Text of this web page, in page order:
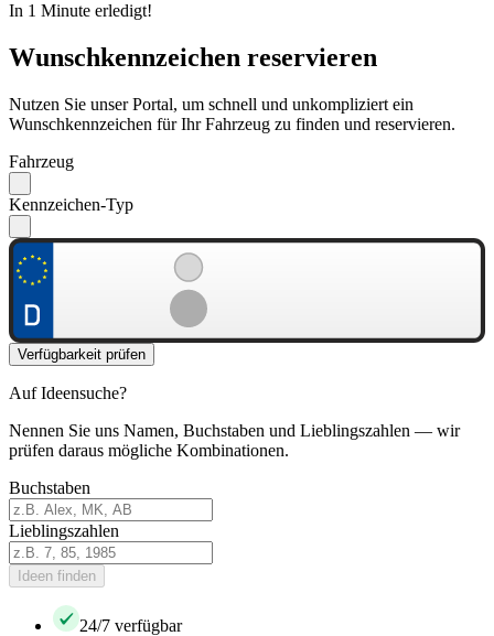
In 1 Minute erledigt!
Wunschkennzeichen reservieren
Nutzen Sie unser Portal, um schnell und unkompliziert ein
Wunschkennzeichen für Ihr Fahrzeug zu finden und reservieren.
Fahrzeug
Kennzeichen-Typ
Verfügbarkeit prüfen
Auf Ideensuche?
Nennen Sie uns Namen, Buchstaben und Lieblingszahlen — wir
prüfen daraus mögliche Kombinationen.
Buchstaben
Lieblingszahlen
Ideen finden
24/7 verfügbar